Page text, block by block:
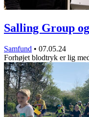
Salling Group
Samfund • 07.05.24
Forhøjet blodtryk er lig